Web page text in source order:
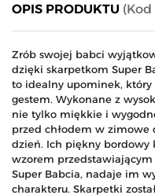
OPIS PRODUKTU
Zrób swojej babci
dzięki skarpetkom Super
to idealny upominek, który
gestem. Wykonane z
nie tylko miękkie i
przed chłodem w zimowe
dzień. Ich piękny bordowy
wzorem
Super Babcia, nadaje im
charakteru. Skarpetki